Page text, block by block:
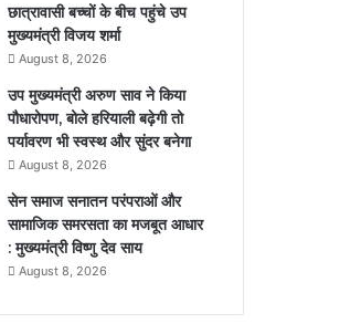
छात्रावासी बच्चों के बीच पहुंचे उप
मुख्यमंत्री विजय शर्मा
August 8, 2026
उप मुख्यमंत्री अरुण साव ने किया
पौधारोपण, बोले हरियाली बढ़ेगी तो
पर्यावरण भी स्वस्थ और सुंदर बनेगा
August 8, 2026
सेन समाज सनातन परंपराओं और
सामाजिक समरसता का मजबूत आधार
: मुख्यमंत्री विष्णु देव साय
August 8, 2026